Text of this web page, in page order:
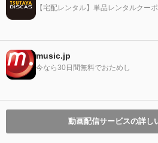
【宅配レンタル】単品レンタルクー
music.jp
今なら30日間無料でおためし
動画配信サービスの詳し